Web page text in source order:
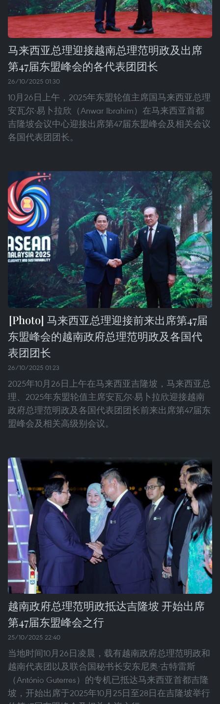
马来西亚总理迎接越南总理范明政及出席
第47届东盟峰会的各代表团团长
26/10/2025 01:30
10月26日上午，2025年东盟轮值主席国马来西亚总理
安瓦尔·易卜拉欣（Anwar Ibrahim）在马来西亚首都
吉隆坡会议中心迎接出席第47届东盟峰会及相关会议
各国代表团团长。
马来西亚总理迎接前来出席第47届
东盟峰会的越南政府总理范明政及各国代
表团团长
26/10/2025 01:23
2025年10月26日上午在马来西亚吉隆坡，马来西亚总
理、2025年东盟轮值主席安瓦尔·易卜拉欣迎接越南
政府总理范明政及各国代表团团长前来出席第47届东
盟峰会及相关高级别会议。
越南政府总理范明政抵达吉隆坡 开始出席
第47届东盟峰会之行
25/10/2025 22:40
当地时间10月26日凌晨，载有越南政府总理范明政和
越南代表团以及联合国秘书长安东尼奥·古特雷斯
（António Guterres）的专机已抵达马来西亚首都吉隆
坡，开始出席于2025年10月25日至28日在吉隆坡举行